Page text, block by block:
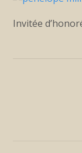
Invitée